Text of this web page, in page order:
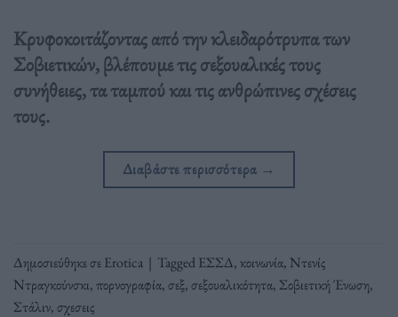
Κρυφοκοιτάζοντας από την κλειδαρότρυπα των
Σοβιετικών, βλέπουμε τις σεξουαλικές τους
συνήθειες, τα ταμπού και τις ανθρώπινες σχέσεις
τους.
Διαβάστε περισσότερα →
Δημοσιεύθηκε σεErotica | TaggedΕΣΣΔ,κοινωνία, Ντενίς
Ντραγκούνσκι,πορνογραφία,σεξ,σεξουαλικότητα, Σοβιετική Ένωση,
Στάλιν,σχεσεις